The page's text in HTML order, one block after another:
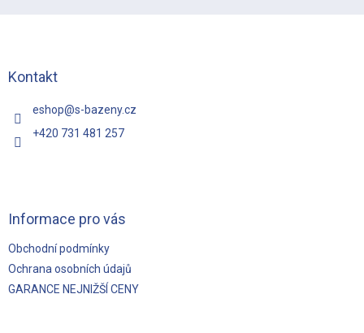
Kontakt
eshop@s-bazeny.cz
+420 731 481 257
Informace pro vás
Obchodní podmínky
Ochrana osobních údajů
GARANCE NEJNIŽŠÍ CENY